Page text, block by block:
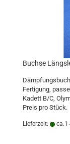
Buchse
Fertigung,
Kadett B/C,
Preis pro Stück.
Lieferzeit: